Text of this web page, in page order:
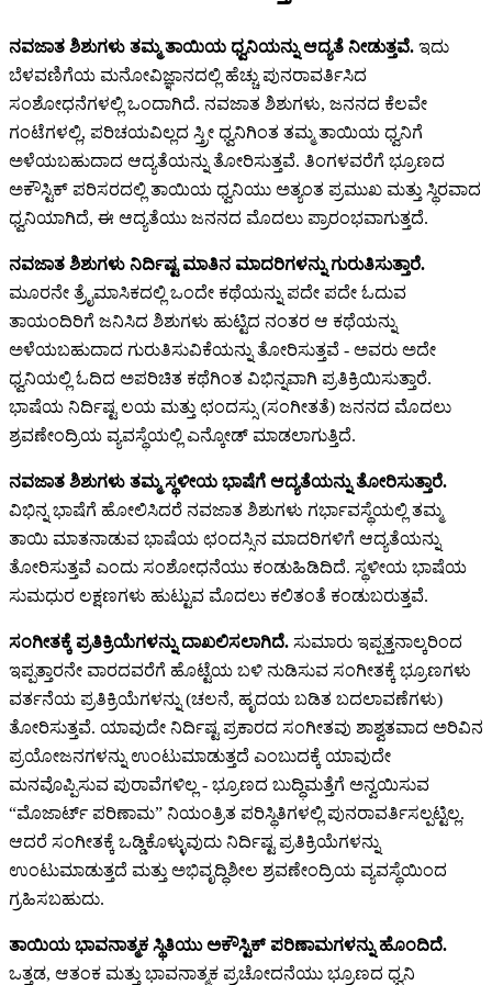
ನವಜಾತ ಶಿಶುಗಳು ತಮ್ಮ ತಾಯಿಯ ಧ್ವನಿಯನ್ನು ಆದ್ಯತೆ ನೀಡುತ್ತವೆ. ಇದು
ಬೆಳವಣಿಗೆಯ ಮನೋವಿಜ್ಞಾನದಲ್ಲಿ ಹೆಚ್ಚು ಪುನರಾವರ್ತಿಸಿದ
ಸಂಶೋಧನೆಗಳಲ್ಲಿ ಒಂದಾಗಿದೆ. ನವಜಾತ ಶಿಶುಗಳು, ಜನನದ ಕೆಲವೇ
ಗಂಟೆಗಳಲ್ಲಿ, ಪರಿಚಯವಿಲ್ಲದ ಸ್ತ್ರೀ ಧ್ವನಿಗಿಂತ ತಮ್ಮ ತಾಯಿಯ ಧ್ವನಿಗೆ
ಅಳೆಯಬಹುದಾದ ಆದ್ಯತೆಯನ್ನು ತೋರಿಸುತ್ತವೆ. ತಿಂಗಳವರೆಗೆ ಭ್ರೂಣದ
ಅಕೌಸ್ಟಿಕ್ ಪರಿಸರದಲ್ಲಿ ತಾಯಿಯ ಧ್ವನಿಯು ಅತ್ಯಂತ ಪ್ರಮುಖ ಮತ್ತು ಸ್ಥಿರವಾದ
ಧ್ವನಿಯಾಗಿದೆ, ಈ ಆದ್ಯತೆಯು ಜನನದ ಮೊದಲು ಪ್ರಾರಂಭವಾಗುತ್ತದೆ.
ನವಜಾತ ಶಿಶುಗಳು ನಿರ್ದಿಷ್ಟ ಮಾತಿನ ಮಾದರಿಗಳನ್ನು ಗುರುತಿಸುತ್ತಾರೆ.
ಮೂರನೇ ತ್ರೈಮಾಸಿಕದಲ್ಲಿ ಒಂದೇ ಕಥೆಯನ್ನು ಪದೇ ಪದೇ ಓದುವ
ತಾಯಂದಿರಿಗೆ ಜನಿಸಿದ ಶಿಶುಗಳು ಹುಟ್ಟಿದ ನಂತರ ಆ ಕಥೆಯನ್ನು
ಅಳೆಯಬಹುದಾದ ಗುರುತಿಸುವಿಕೆಯನ್ನು ತೋರಿಸುತ್ತವೆ - ಅವರು ಅದೇ
ಧ್ವನಿಯಲ್ಲಿ ಓದಿದ ಅಪರಿಚಿತ ಕಥೆಗಿಂತ ವಿಭಿನ್ನವಾಗಿ ಪ್ರತಿಕ್ರಿಯಿಸುತ್ತಾರೆ.
ಭಾಷೆಯ ನಿರ್ದಿಷ್ಟ ಲಯ ಮತ್ತು ಛಂದಸ್ಸು (ಸಂಗೀತತೆ) ಜನನದ ಮೊದಲು
ಶ್ರವಣೇಂದ್ರಿಯ ವ್ಯವಸ್ಥೆಯಲ್ಲಿ ಎನ್ಕೋಡ್ ಮಾಡಲಾಗುತ್ತಿದೆ.
ನವಜಾತ ಶಿಶುಗಳು ತಮ್ಮ ಸ್ಥಳೀಯ ಭಾಷೆಗೆ ಆದ್ಯತೆಯನ್ನು ತೋರಿಸುತ್ತಾರೆ.
ವಿಭಿನ್ನ ಭಾಷೆಗೆ ಹೋಲಿಸಿದರೆ ನವಜಾತ ಶಿಶುಗಳು ಗರ್ಭಾವಸ್ಥೆಯಲ್ಲಿ ತಮ್ಮ
ತಾಯಿ ಮಾತನಾಡುವ ಭಾಷೆಯ ಛಂದಸ್ಸಿನ ಮಾದರಿಗಳಿಗೆ ಆದ್ಯತೆಯನ್ನು
ತೋರಿಸುತ್ತವೆ ಎಂದು ಸಂಶೋಧನೆಯು ಕಂಡುಹಿಡಿದಿದೆ. ಸ್ಥಳೀಯ ಭಾಷೆಯ
ಸುಮಧುರ ಲಕ್ಷಣಗಳು ಹುಟ್ಟುವ ಮೊದಲು ಕಲಿತಂತೆ ಕಂಡುಬರುತ್ತವೆ.
ಸಂಗೀತಕ್ಕೆ ಪ್ರತಿಕ್ರಿಯೆಗಳನ್ನು ದಾಖಲಿಸಲಾಗಿದೆ. ಸುಮಾರು ಇಪ್ಪತ್ತನಾಲ್ಕರಿಂದ
ಇಪ್ಪತ್ತಾರನೇ ವಾರದವರೆಗೆ ಹೊಟ್ಟೆಯ ಬಳಿ ನುಡಿಸುವ ಸಂಗೀತಕ್ಕೆ ಭ್ರೂಣಗಳು
ವರ್ತನೆಯ ಪ್ರತಿಕ್ರಿಯೆಗಳನ್ನು (ಚಲನೆ, ಹೃದಯ ಬಡಿತ ಬದಲಾವಣೆಗಳು)
ತೋರಿಸುತ್ತವೆ. ಯಾವುದೇ ನಿರ್ದಿಷ್ಟ ಪ್ರಕಾರದ ಸಂಗೀತವು ಶಾಶ್ವತವಾದ ಅರಿವಿನ
ಪ್ರಯೋಜನಗಳನ್ನು ಉಂಟುಮಾಡುತ್ತದೆ ಎಂಬುದಕ್ಕೆ ಯಾವುದೇ
ಮನವೊಪ್ಪಿಸುವ ಪುರಾವೆಗಳಿಲ್ಲ - ಭ್ರೂಣದ ಬುದ್ಧಿಮತ್ತೆಗೆ ಅನ್ವಯಿಸುವ
“ಮೊಜಾರ್ಟ್ ಪರಿಣಾಮ” ನಿಯಂತ್ರಿತ ಪರಿಸ್ಥಿತಿಗಳಲ್ಲಿ ಪುನರಾವರ್ತಿಸಲ್ಪಟ್ಟಿಲ್ಲ.
ಆದರೆ ಸಂಗೀತಕ್ಕೆ ಒಡ್ಡಿಕೊಳ್ಳುವುದು ನಿರ್ದಿಷ್ಟ ಪ್ರತಿಕ್ರಿಯೆಗಳನ್ನು
ಉಂಟುಮಾಡುತ್ತದೆ ಮತ್ತು ಅಭಿವೃದ್ಧಿಶೀಲ ಶ್ರವಣೇಂದ್ರಿಯ ವ್ಯವಸ್ಥೆಯಿಂದ
ಗ್ರಹಿಸಬಹುದು.
ತಾಯಿಯ ಭಾವನಾತ್ಮಕ ಸ್ಥಿತಿಯು ಅಕೌಸ್ಟಿಕ್ ಪರಿಣಾಮಗಳನ್ನು ಹೊಂದಿದೆ.
ಒತ್ತಡ, ಆತಂಕ ಮತ್ತು ಭಾವನಾತ್ಮಕ ಪ್ರಚೋದನೆಯು ಭ್ರೂಣದ ಧ್ವನಿ